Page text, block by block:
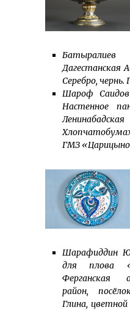
Дагестанская
Серебро,
Шароф
Настенное
ГМЗ
Шарафиддин
для плова
Ферганская
район,
Глина, цветной